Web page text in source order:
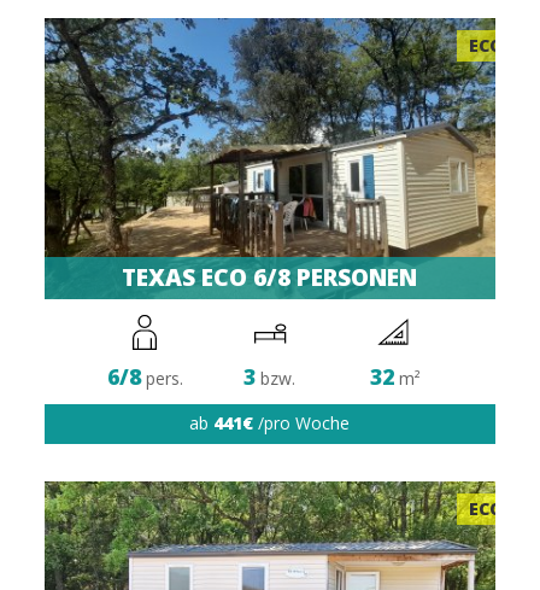
ECO
TEXAS ECO 6/8 PERSONEN
6/8pers. 3 bzw. 32m²
ab 441€ /pro Woche
ECO